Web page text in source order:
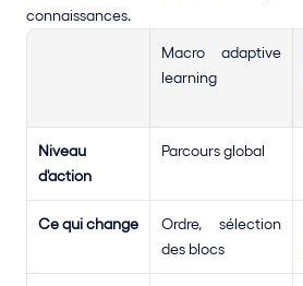
connaissances.
Macro adaptive
learning
Niveau
d'action
Parcours global
Ce qui change
Ordre, sélection
des blocs